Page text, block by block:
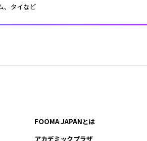
、タイなど
FOOMA JAPANとは
アカデミックプラザ